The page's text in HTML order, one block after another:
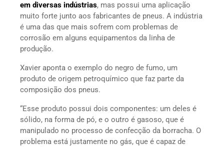
em diversas indústrias, mas possui uma aplicação
muito forte junto aos fabricantes de pneus. A indústria
é uma das que mais sofrem com problemas de
corrosão em alguns equipamentos da linha de
produção.
Xavier aponta o exemplo do negro de fumo, um
produto de origem petroquímico que faz parte da
composição dos pneus.
“Esse produto possui dois componentes: um deles é
sólido, na forma de pó, e o outro é gasoso, que é
manipulado no processo de confecção da borracha. O
problema está justamente no gás, que é capaz de